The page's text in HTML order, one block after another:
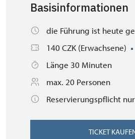
Basisinformationen
die Führung ist heute
140 CZK (Erwachsene)
Länge 30 Minuten
max. 20 Personen
Reservierungspflicht
TICKET